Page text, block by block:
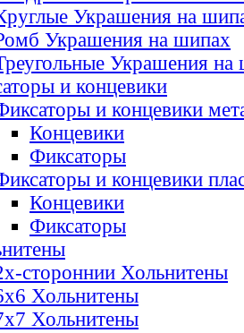
Украшения на
Украшения на шипах
Украшения на
и концевики
и концевики
Концевики
Фиксаторы
и концевики
Концевики
Фиксаторы
стороннии Хольнитены
Хольнитены
Хольнитены